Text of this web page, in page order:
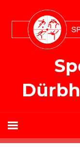
Inhalt
springen